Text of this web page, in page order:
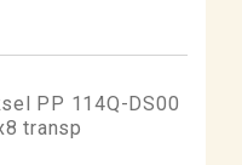
PP 114Q-DS00
transp